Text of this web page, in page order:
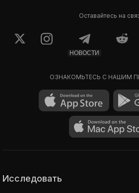
Оставайтесь на
НОВОСТИ
ОЗНАКОМЬТЕСЬ С НАШИМ
Исследовать